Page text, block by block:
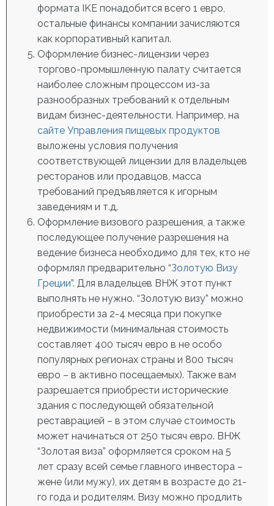
формата IKE понадобится всего 1 евро,
остальные финансы компании зачисляются
как корпоративный капитал.
Оформление бизнес-лицензии через
торгово-промышленную палату считается
наиболее сложным процессом из-за
разнообразных требований к отдельным
видам бизнес-деятельности. Например, на
сайте Управления пищевых продуктов
выложены условия получения
соответствующей лицензии для владельцев
ресторанов или продавцов, масса
требований предъявляется к игорным
заведениям и т.д.
Оформление визового разрешения, а также
последующее получение разрешения на
ведение бизнеса необходимо для тех, кто не
оформлял предварительно “Золотую Визу
Греции”. Для владельцев ВНЖ этот пункт
выполнять не нужно. “Золотую визу” можно
приобрести за 2-4 месяца при покупке
недвижимости (минимальная стоимость
составляет 400 тысяч евро в не особо
популярных регионах страны и 800 тысяч
евро – в активно посещаемых). Также вам
разрешается приобрести исторические
здания с последующей обязательной
реставрацией – в этом случае стоимость
может начинаться от 250 тысяч евро. ВНЖ
“Золотая виза” оформляется сроком на 5
лет сразу всей семье главного инвестора –
жене (или мужу), их детям в возрасте до 21-
го года и родителям. Визу можно продлить